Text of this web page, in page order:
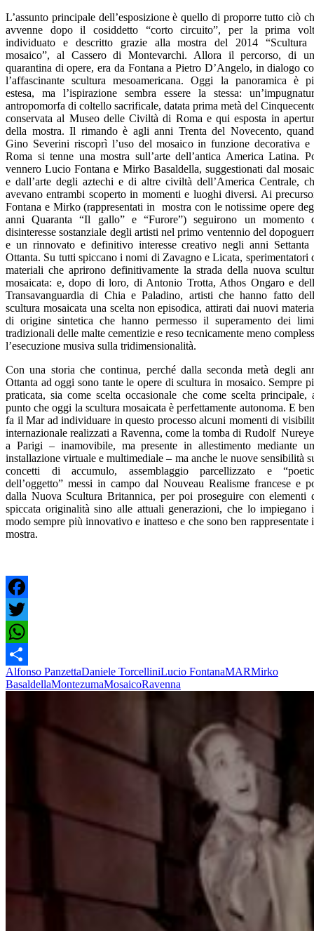
L’assunto principale dell’esposizione è quello di proporre tutto ciò
avvenne dopo il cosiddetto “corto circuito”, per la prima
individuato e descritto grazie alla mostra del 2014 “Scultura
mosaico”, al Cassero di Montevarchi. Allora il percorso, di
quarantina di opere, era da Fontana a Pietro D’Angelo, in dialogo
l’affascinante scultura mesoamericana. Oggi la panoramica è
estesa, ma l’ispirazione sembra essere la stessa:
antropomorfa di coltello sacrificale, datata prima metà del
conservata al Museo delle Civiltà di Roma e qui esposta in
della mostra. Il rimando è agli anni Trenta del Novecento,
Gino Severini riscoprì l’uso del mosaico in funzione decorativa e
Roma si tenne una mostra sull’arte dell’antica America Latina.
vennero Lucio Fontana e Mirko Basaldella, suggestionati dal
e dall’arte degli aztechi e di altre civiltà dell’America Centrale,
avevano entrambi scoperto in momenti e luoghi diversi. Ai
Fontana e Mirko (rappresentati in mostra con le notissime opere
anni Quaranta “Il gallo” e “Furore”) seguirono un momento
disinteresse sostanziale degli artisti nel primo ventennio del
e un rinnovato e definitivo interesse creativo negli anni Settanta
Ottanta. Su tutti spiccano i nomi di Zavagno e Licata, sperimentatori
materiali che aprirono definitivamente la strada della nuova
mosaicata: e, dopo di loro, di Antonio Trotta, Athos Ongaro e
Transavanguardia di Chia e Paladino, artisti che hanno fatto
scultura mosaicata una scelta non episodica, attirati dai nuovi
di origine sintetica che hanno permesso il superamento dei
tradizionali delle malte cementizie e reso tecnicamente meno
l’esecuzione musiva sulla tridimensionalità.
Con una storia che continua, perché dalla seconda metà degli
Ottanta ad oggi sono tante le opere di scultura in mosaico. Sempre
praticata, sia come scelta occasionale che come scelta principale,
punto che oggi la scultura mosaicata è perfettamente autonoma. E
fa il Mar ad individuare in questo processo alcuni momenti di
internazionale realizzati a Ravenna, come la tomba di Rudolf
a Parigi – inamovibile, ma presente in allestimento mediante
installazione virtuale e multimediale – ma anche le nuove sensibilità
concetti di accumulo, assemblaggio parcellizzato e
dell’oggetto” messi in campo dal Nouveau Realisme francese e
dalla Nuova Scultura Britannica, per poi proseguire con elementi
spiccata originalità sino alle attuali generazioni, che lo impiegano
modo sempre più innovativo e inatteso e che sono ben rappresentate
mostra.
Facebook
Twitter
WhatsApp
Share
Alfonso PanzettaDaniele TorcelliniLucio FontanaMARMirko
BasaldellaMontezumaMosaicoRavenna